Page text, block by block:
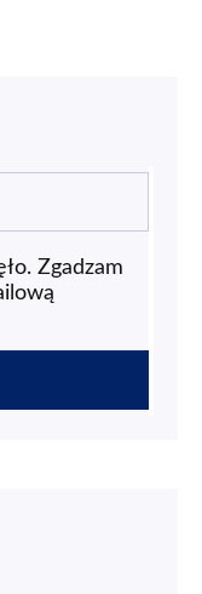
Zgadzam